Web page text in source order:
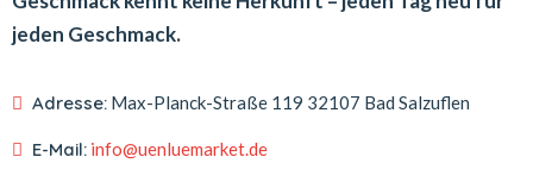
jeden Geschmack.
Adresse: Max-Planck-Straße 119 32107 Bad Salzuflen
E-Mail: info@uenluemarket.de